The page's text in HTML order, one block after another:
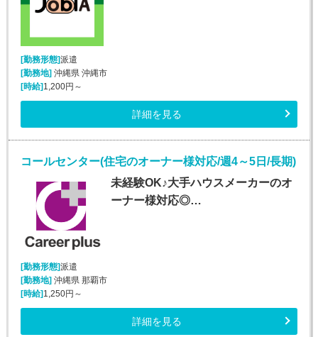
[勤務形態]派遣
[勤務地] 沖縄県 沖縄市
[時給] 1,200円～
詳細を見る
コールセンター(住宅のオーナー様対応/週4～5日/長期)
未経験OK♪大手ハウスメーカーのオ
ーナー様対応◎…
[勤務形態]派遣
[勤務地]沖縄県 那覇市
[時給]1,250円～
詳細を見る